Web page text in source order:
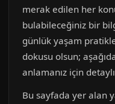
merak edilen her
bulabileceğiniz bir
günlük yaşam
dokusu olsun;
anlamanız için
Bu sayfada yer alan